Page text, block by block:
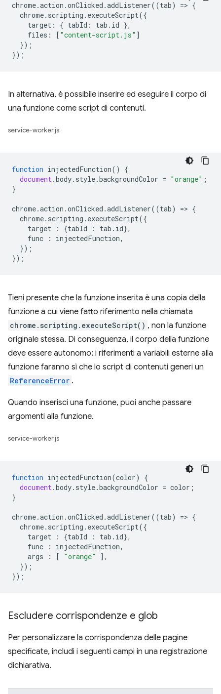
chrome.action .onClicked .addListener((tab) => {
chrome. scripting . executeScript({
target : { tabId : tab . id },
files : [ "content-script.js" ]
});
});
In alternativa, è possibile inserire ed eseguire il corpo di
una funzione come script di contenuti.
service-worker.js:
function injectedFunction()
{
document.body. style.backgroundColor = "orange" ;
}
chrome.action .onClicked .addListener((tab) => {
chrome. scripting . executeScript({
target
: {tabId : tab . id},
func
: injectedFunction,
});
});
Tieni presente che la funzione inserita è una copia della
funzione a cui viene fatto riferimento nella chiamata
chrome.scripting.executeScript() , non la funzione
originale stessa. Di conseguenza, il corpo della funzione
deve essere autonomo; i riferimenti a variabili esterne alla
funzione faranno sì che lo script di contenuti generi un
ReferenceError .
Quando inserisci una funzione, puoi anche passare
argomenti alla funzione.
service-worker.js
function injectedFunction(color)
{
document.body. style.backgroundColor = color ;
}
chrome.action .onClicked .addListener((tab) => {
chrome. scripting . executeScript({
target
: {tabId : tab . id},
func
: injectedFunction,
args
: [ "orange"
],
});
});
Escludere corrispondenze e glob
Per personalizzare la corrispondenza delle pagine
specificate, includi i seguenti campi in una registrazione
dichiarativa.